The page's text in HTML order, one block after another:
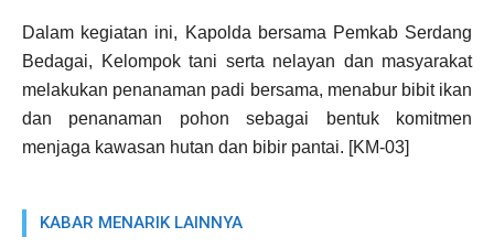
Dalam kegiatan ini, Kapolda bersama Pemkab Serdang
Bedagai, Kelompok tani serta nelayan dan masyarakat
melakukan penanaman padi bersama, menabur bibit ikan
dan penanaman pohon sebagai bentuk komitmen
menjaga kawasan hutan dan bibir pantai. [KM-03]
KABAR MENARIK LAINNYA